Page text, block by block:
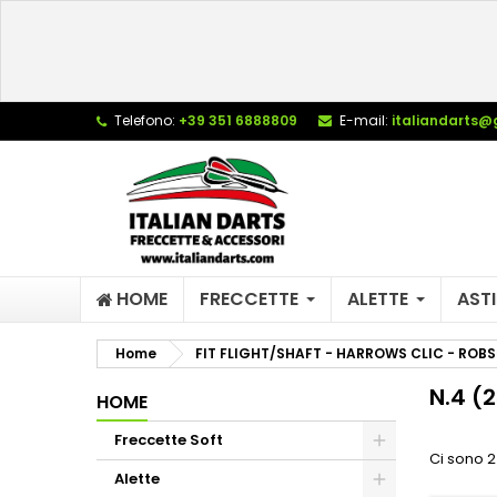
Telefono: +39 351 6888809 E-mail:
HOME FRECCETTE ALETTE
Home FIT FLIGHT/SHAFT - HARROWS CLIC -
HOME
Freccette Soft
Alette
N.4
Ci sono
add_circle_outline